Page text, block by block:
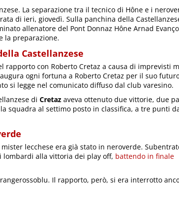
La separazione tra il tecnico di Hône e i
di ieri, giovedì. Sulla panchina della
allenatore del Pont Donnaz Hône Arnad
la preparazione.
Castellanzese
rapporto con Roberto Cretaz a causa di imprevisti
ogni fortuna a Roberto Cretaz per il suo
si legge nel comunicato diffuso dal club varesino.
di Cretaz aveva ottenuto due vittorie, due
squadra al settimo posto in classifica, a tre punti
lecchese era già stato in neroverde.
lombardi alla vittoria dei play off, battendo in finale
Il rapporto, però, si era interrotto